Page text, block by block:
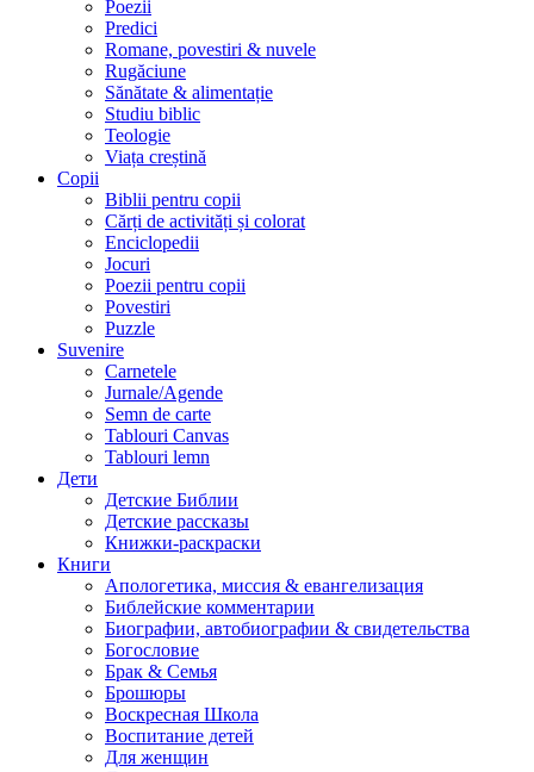
Poezii
Predici
Romane, povestiri & nuvele
Rugăciune
Sănătate & alimentație
Studiu biblic
Teologie
Viața creștină
Copii
Biblii pentru copii
Cărți de activități și colorat
Enciclopedii
Jocuri
Poezii pentru copii
Povestiri
Puzzle
Suvenire
Carnetele
Jurnale/Agende
Semn de carte
Tablouri Canvas
Tablouri lemn
Дети
Детские Библии
Детские рассказы
Книжки-раскраски
Книги
Апологетика, миссия & евангелизация
Библейские комментарии
Биографии, автобиографии & свидетельства
Богословие
Брак & Семья
Брошюры
Воскресная Школа
Воспитание детей
Для женщин